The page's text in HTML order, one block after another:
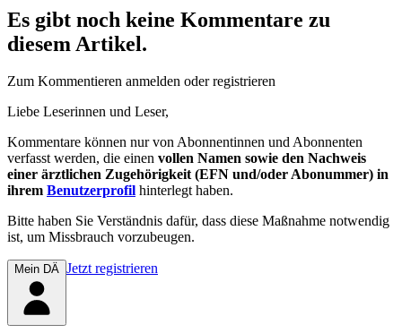
Es gibt noch keine Kommentare zu
diesem Artikel.
Zum Kommentieren anmelden oder registrieren
Liebe Leserinnen und Leser,
Kommentare können nur von Abonnentinnen und Abonnenten
verfasst werden, die einen vollen Namen sowie den Nachweis
einer ärztlichen Zugehörigkeit (EFN und/oder Abonummer) in
ihrem Benutzerprofil hinterlegt haben.
Bitte haben Sie Verständnis dafür, dass diese Maßnahme notwendig
ist, um Missbrauch vorzubeugen.
Mein DÄ Jetzt registrieren